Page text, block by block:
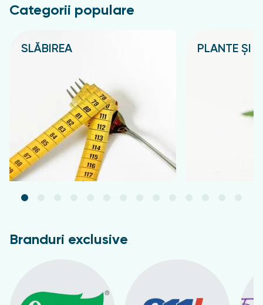
Categorii populare
SLĂBIREA PLANTE ȘI
Branduri exclusive